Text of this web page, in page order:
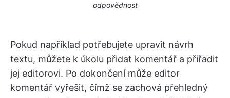
odpovědnost
Pokud například potřebujete upravit návrh
textu, můžete k úkolu přidat komentář a přiřadit
jej editorovi. Po dokončení může editor
komentář vyřešit, čímž se zachová přehledný